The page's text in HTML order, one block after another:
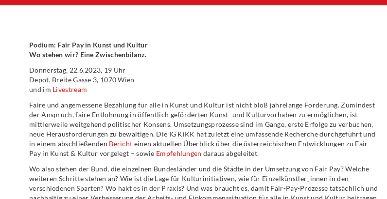
Podium: Fair Pay in Kunst und Kultur
Wo stehen wir? Eine Zwischenbilanz.
Donnerstag, 22.6.2023, 19 Uhr
Depot, Breite Gasse 3, 1070 Wien
und im Livestream
Faire und angemessene Bezahlung für alle in Kunst und Kultur ist nicht bloß jahrelange Forderung. Zumindest
der Anspruch, faire Entlohnung in öffentlich geförderten Kunst- und Kulturvorhaben zu ermöglichen, ist
mittlerweile weitgehend politischer Konsens. Umsetzungsprozesse sind im Gange, erste Erfolge zu verbuchen,
neue Herausforderungen zu bewältigen. Die IG KiKK hat zuletzt eine umfassende Recherche durchgeführt und
in einem abschließenden Bericht einen aktuellen Überblick über die österreichischen Entwicklungen zu Fair
Pay in Kunst & Kultur vorgelegt – sowie Empfehlungen daraus abgeleitet.
Wo also stehen der Bund, die einzelnen Bundesländer und die Städte in der Umsetzung von Fair Pay? Welche
weiteren Schritte stehen an? Wie ist die Lage für Kulturinitiativen, wie für Einzelkünstler_innen in den
verschiedenen Sparten? Wo hakt es in der Praxis? Und was braucht es, damit Fair-Pay-Prozesse tatsächlich und